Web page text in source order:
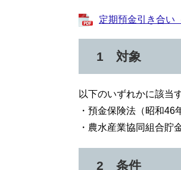
定期預金引き合い
1 対象
以下のいずれかに該当
・預金保険法（昭和
・農水産業協同組合貯
2 条件